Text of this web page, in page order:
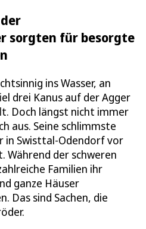
sorgten für besorgte
ins Wasser, an
drei Kanus auf der Agger
Doch längst nicht immer
aus. Seine schlimmste
in Swisttal-Odendorf vor
Während der schweren
Familien ihr
ganze Häuser
Das sind Sachen, die